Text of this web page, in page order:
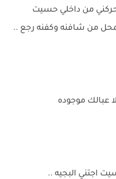
من داخلي حسيت
من شافنه وكفنه رجع ..
عبالك موجوده
اجتني البجيه ..